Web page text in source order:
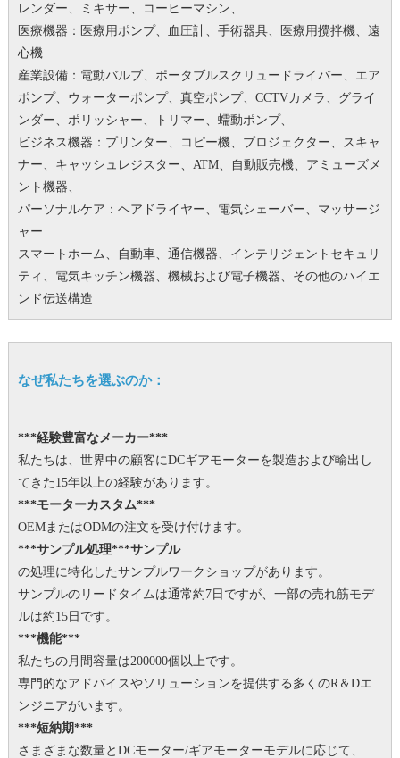
レンダー、ミキサー、コーヒーマシン、
医療機器：医療用ポンプ、血圧計、手術器具、医療用攪拌機、遠
心機
産業設備：電動バルブ、ポータブルスクリュードライバー、エア
ポンプ、ウォーターポンプ、真空ポンプ、CCTVカメラ、グライ
ンダー、ポリッシャー、トリマー、蠕動ポンプ、
ビジネス機器：プリンター、コピー機、プロジェクター、スキャ
ナー、キャッシュレジスター、ATM、自動販売機、アミューズメ
ント機器、
パーソナルケア：ヘアドライヤー、電気シェーバー、マッサージ
ャー
スマートホーム、自動車、通信機器、インテリジェントセキュリ
ティ、電気キッチン機器、機械および電子機器、その他のハイエ
ンド伝送構造
なぜ私たちを選ぶのか：
***経験豊富なメーカー***
私たちは、世界中の顧客にDCギアモーターを製造および輸出し
てきた15年以上の経験があります。
***モーターカスタム***
OEMまたはODMの注文を受け付けます。
***サンプル処理***サンプル
の処理に特化したサンプルワークショップがあります。
サンプルのリードタイムは通常約7日ですが、一部の売れ筋モデ
ルは約15日です。
***機能***
私たちの月間容量は200000個以上です。
専門的なアドバイスやソリューションを提供する多くのR＆Dエ
ンジニアがいます。
***短納期***
さまざまな数量とDCモーター/ギアモーターモデルに応じて、